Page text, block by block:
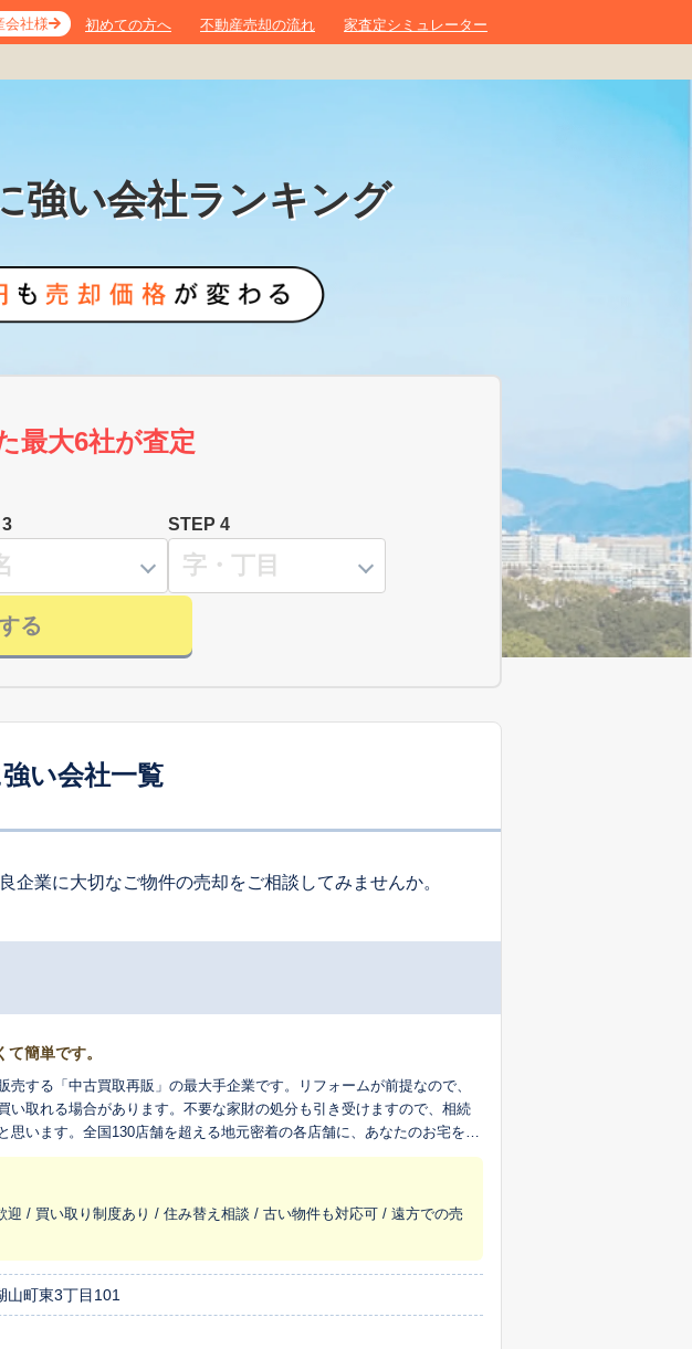
会社様 初めての方へ 不動産売却の流れ 家査定シミュレーター
強い会社ランキング
最大6社が査定
STEP 4
る
い会社一覧
業に大切なご物件の売却をご相談してみませんか。
簡単です。
する「中古買取再販」の最大手企業です。リフォームが前提なので、
い取れる場合があります。不要な家財の処分も引き受けますので、相続
います。全国130店舗を超える地元密着の各店舗に、あなたのお宅を生
ださい。
/ 買い取り制度あり / 住み替え相談 / 古い物件も対応可 / 遠方での売
山町東3丁目101